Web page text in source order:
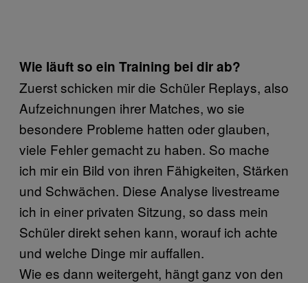
Wie läuft so ein Training bei dir ab?
Zuerst schicken mir die Schüler Replays, also
Aufzeichnungen ihrer Matches, wo sie
besondere Probleme hatten oder glauben,
viele Fehler gemacht zu haben. So mache
ich mir ein Bild von ihren Fähigkeiten, Stärken
und Schwächen. Diese Analyse livestreame
ich in einer privaten Sitzung, so dass mein
Schüler direkt sehen kann, worauf ich achte
und welche Dinge mir auffallen.
Wie es dann weitergeht, hängt ganz von den